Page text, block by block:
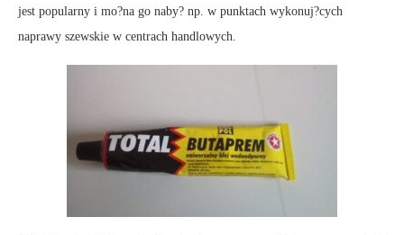
jest popularny i mo?na go naby? np. w punktach wykonuj?cych
naprawy szewskie w centrach handlowych.